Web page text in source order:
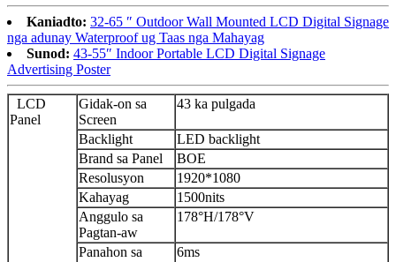
Kaniadto: 32-65 ″ Outdoor Wall Mounted LCD Digital Signage
nga adunay Waterproof ug Taas nga Mahayag
Sunod: 43-55″ Indoor Portable LCD Digital Signage
Advertising Poster
LCD
Panel
Gidak-on sa
Screen
43 ka pulgada
Backlight
LED backlight
Brand sa Panel
BOE
Resolusyon
1920*1080
Kahayag
1500nits
Anggulo sa
Pagtan-aw
178°H/178°V
Panahon sa
6ms